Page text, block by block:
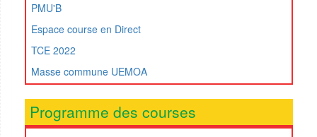
PMU'B
Espace course en Direct
TCE 2022
Masse commune UEMOA
Programme des courses